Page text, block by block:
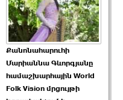
2026-06-25 17:13:00
ԱԺ նախագահի
Քանոնահարուհի
Մարիաննա Գևորգյանը
համաշխարհային World
Folk Vision մրցույթի